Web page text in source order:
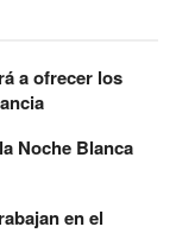
a ofrecer los
Noche Blanca
en el